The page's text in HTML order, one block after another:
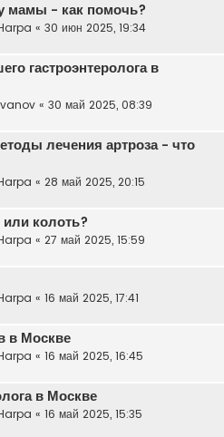
мамы - как помочь?
« 30 июн 2025, 19:34
гастроэнтеролога в
« 30 май 2025, 08:39
лечения артроза - что
« 28 май 2025, 20:15
колоть?
« 27 май 2025, 15:59
« 16 май 2025, 17:41
в Москве
« 16 май 2025, 16:45
в Москве
« 16 май 2025, 15:35